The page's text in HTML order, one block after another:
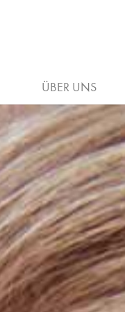
ÜBER UNSHAARE
AUSBILDUNG